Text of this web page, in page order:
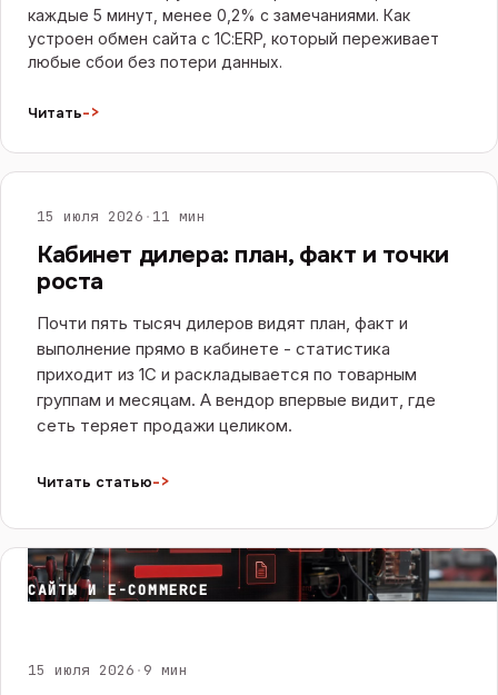
каждые 5 минут, менее 0,2% с замечаниями. Как
устроен обмен сайта с 1С:ERP, который переживает
любые сбои без потери данных.
Читать->
САЙТЫ И E-COMMERCE
15 июля 2026 · 11 мин
Кабинет дилера: план, факт и точки
роста
Почти пять тысяч дилеров видят план, факт и
выполнение прямо в кабинете - статистика
приходит из 1С и раскладывается по товарным
группам и месяцам. А вендор впервые видит, где
сеть теряет продажи целиком.
Читать статью->
САЙТЫ И E-COMMERCE
15 июля 2026 · 9 мин